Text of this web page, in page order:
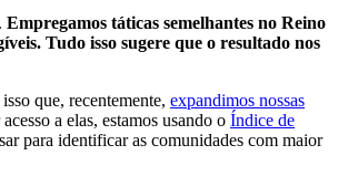
Empregamos táticas semelhantes no Reino
Tudo isso sugere que o resultado nos
que, recentemente, expandimos nossas
a elas, estamos usando o Índice de
para identificar as comunidades com maior